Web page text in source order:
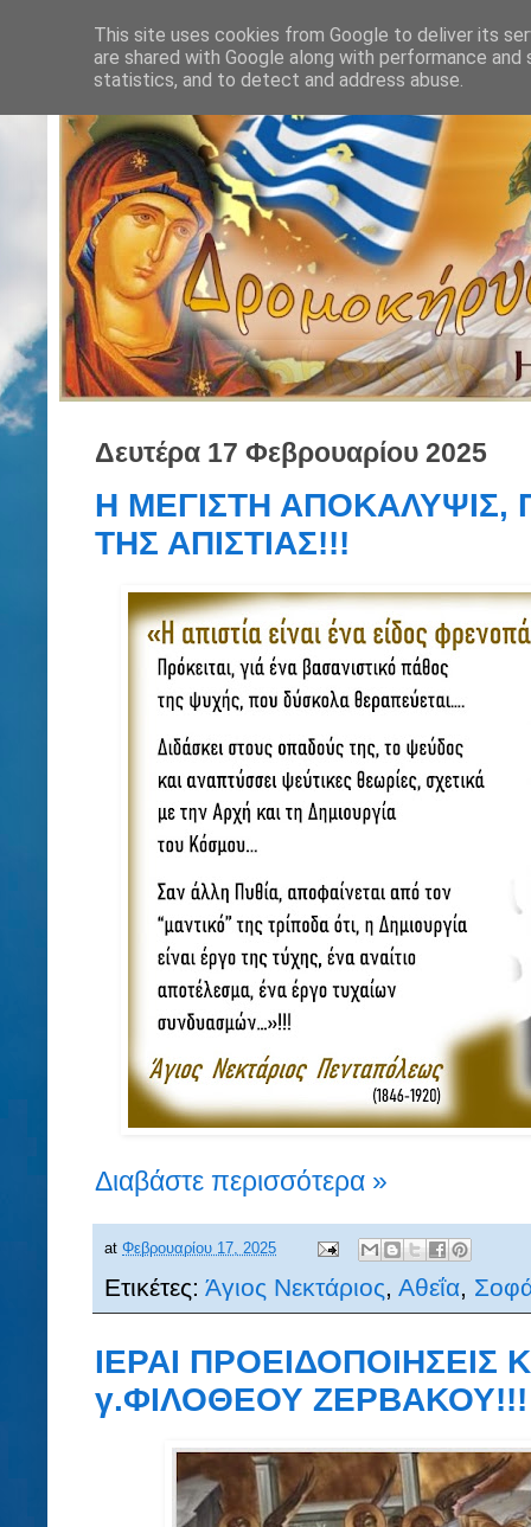
Δευτέρα 17 Φεβρουαρίου 2025
Η ΜΕΓΙΣΤΗ ΑΠΟΚΑΛΥΨΙΣ,
ΤΗΣ ΑΠΙΣΤΙΑΣ!!!
Διαβάστε περισσότερα »
at Φεβρουαρίου 17, 2025
Ετικέτες: Άγιος Νεκτάριος Αθεΐα
ΙΕΡΑΙ ΠΡΟΕΙΔΟΠΟΙΗΣΕΙΣ
γ.ΦΙΛΟΘΕΟΥ ΖΕΡΒΑΚΟΥ!!!
This site uses cookies from Google to deliver its
are shared with Google along with performance
statistics, and to detect and address abuse.